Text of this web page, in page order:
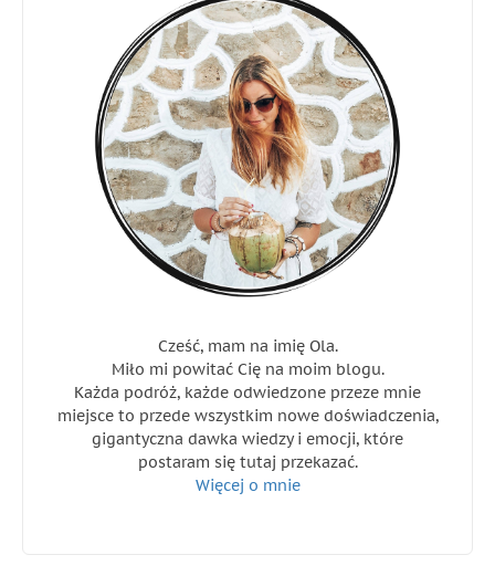
Cześć, mam na imię Ola.
Miło mi powitać Cię na moim blogu.
Każda podróż, każde odwiedzone przeze mnie
miejsce to przede wszystkim nowe doświadczenia,
gigantyczna dawka wiedzy i emocji, które
postaram się tutaj przekazać.
Więcej o mnie